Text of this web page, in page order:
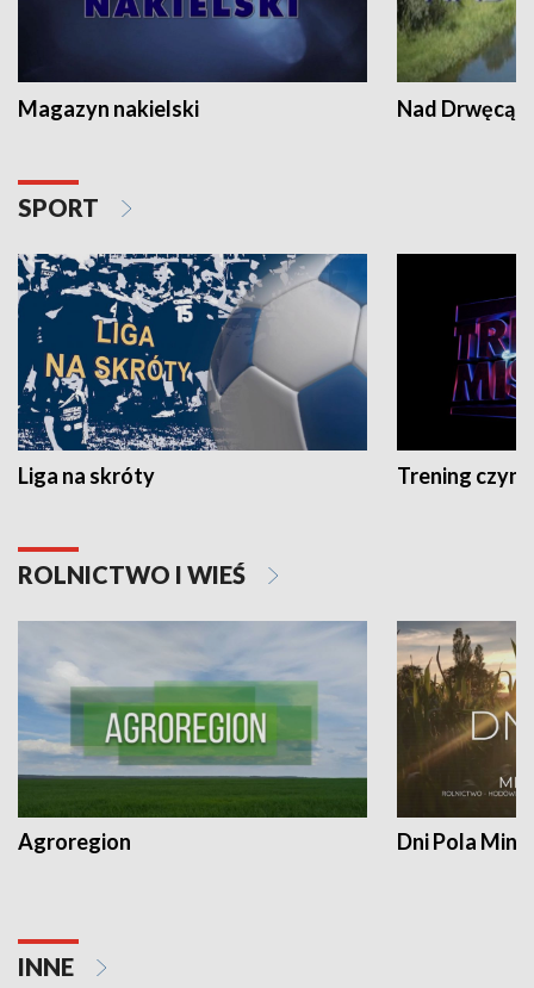
Magazyn nakielski Nad Drwęcą
SPORT
Liga na skróty Trening czyni
ROLNICTWO I WIEŚ
Agroregion Dni Pola
INNE